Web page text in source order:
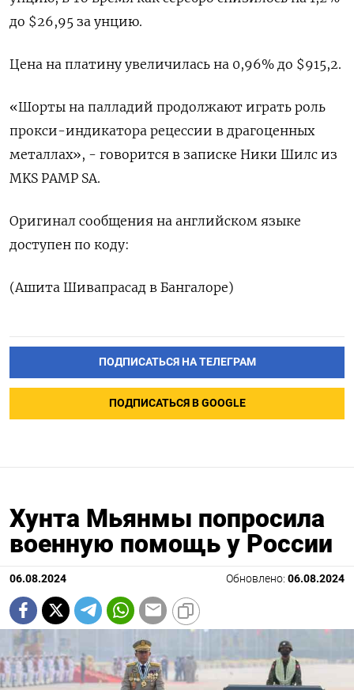
до $26,95​ за унцию.
Цена на платину увеличилась на 0,96% до $915,2.
«Шорты на палладий продолжают играть роль
прокси-индикатора рецессии в драгоценных
металлах», - говорится в записке Ники Шилс из
MKS PAMP SA.
Оригинал сообщения на английском языке
доступен по коду:
(Ашита Шивапрасад в Бангалоре)
ПОДПИСАТЬСЯ НА ТЕЛЕГРАМ
ПОДПИСАТЬСЯ В GOOGLE
Хунта Мьянмы попросила
военную помощь у России
06.08.2024 Обновлено: 06.08.2024